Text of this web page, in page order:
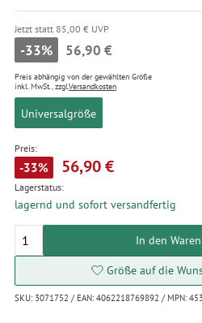
Jetzt statt 85,00 € UVP
-33% 56,90 €
Preis abhängig von der gewählten Größe
inkl. MwSt., zzgl.Versandkosten
Universalgröße
Preis:
-33% 56,90 €
Lagerstatus:
lagernd und sofort versandfertig
In den
Größe auf die
SKU: 3071752 / EAN: 4062218769892 / MPN: